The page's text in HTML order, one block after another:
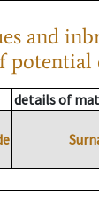
and
potential
details of